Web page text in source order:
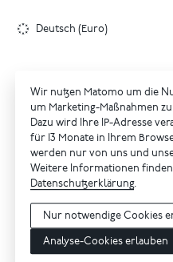
Deutsch (Euro)
Wir nutzen Matomo um die
um Marketing-Maßnahmen
Dazu wird Ihre IP-Adresse
für 13 Monate in Ihrem
werden nur von uns und
Weitere Informationen
Datenschutzerklärung.
Nur notwendige Cookies
Analyse-Cookies erlauben